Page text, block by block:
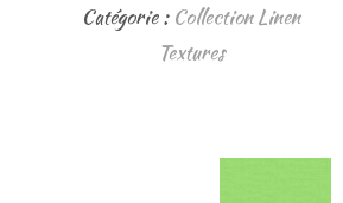
Catégorie : Collection Linen
Textures